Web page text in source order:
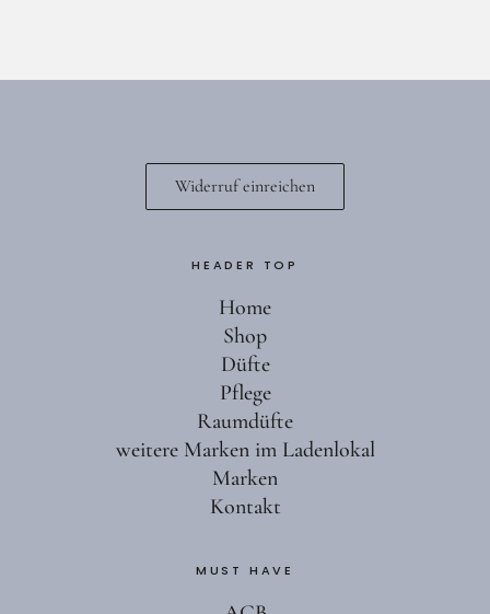
Widerruf einreichen
HEADER TOP
Home
Shop
Düfte
Pflege
Raumdüfte
weitere Marken im Ladenlokal
Marken
Kontakt
MUST HAVE